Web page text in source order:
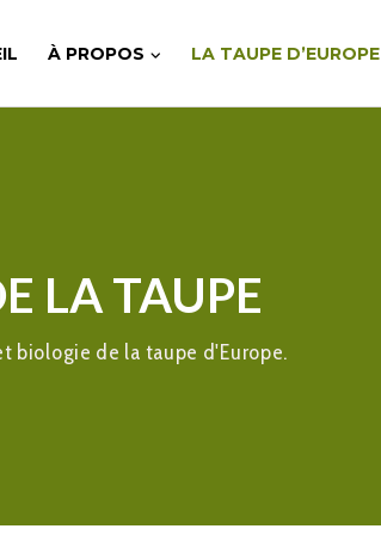
À PROPOS LA TAUPE D’EUROPE
LA TAUPE
biologie de la taupe d'Europe.